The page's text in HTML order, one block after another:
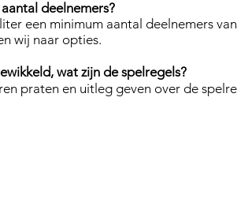
deelnemers?
een minimum aantal deelnemers
wij naar opties.
wat zijn de spelregels?
praten en uitleg geven over de